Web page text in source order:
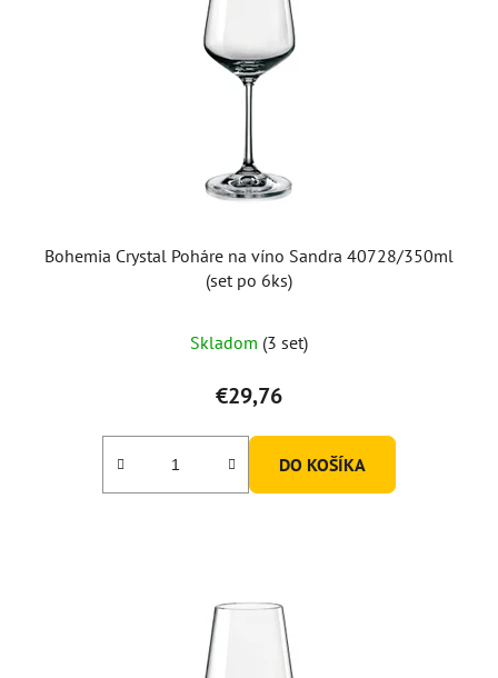
Bohemia Crystal Poháre na víno Sandra 40728/350ml
(set po 6ks)
Skladom (3 set)
€29,76
DO KOŠÍKA